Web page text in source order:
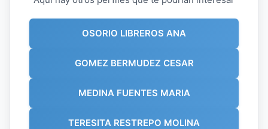
OSORIO LIBREROS ANA
GOMEZ BERMUDEZ CESAR
MEDINA FUENTES MARIA
TERESITA RESTREPO MOLINA